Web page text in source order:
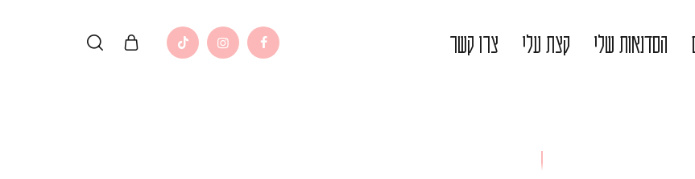
הסדנאות שלי קצת עלי צרו קשר